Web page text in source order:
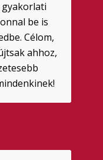
be is
Célom,
ahhoz,